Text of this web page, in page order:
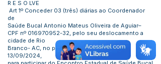
R E S O LVE
Art 1º Conceder 03 (três) diárias ao Coordenador
de
Saúde Bucal Antonio Mateus Oliveira de Aguiar–
CPF nº 016970952-32, pelo seu deslocamento a
cidade de Rio
Branco- AC, no período de 11/09/2024 a
13/09/2024,